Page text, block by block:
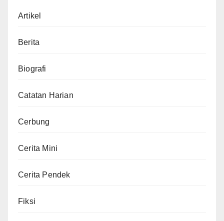
Artikel
Berita
Biografi
Catatan Harian
Cerbung
Cerita Mini
Cerita Pendek
Fiksi